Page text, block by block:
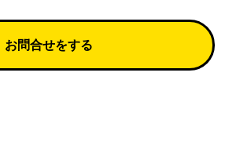
お問合せをする